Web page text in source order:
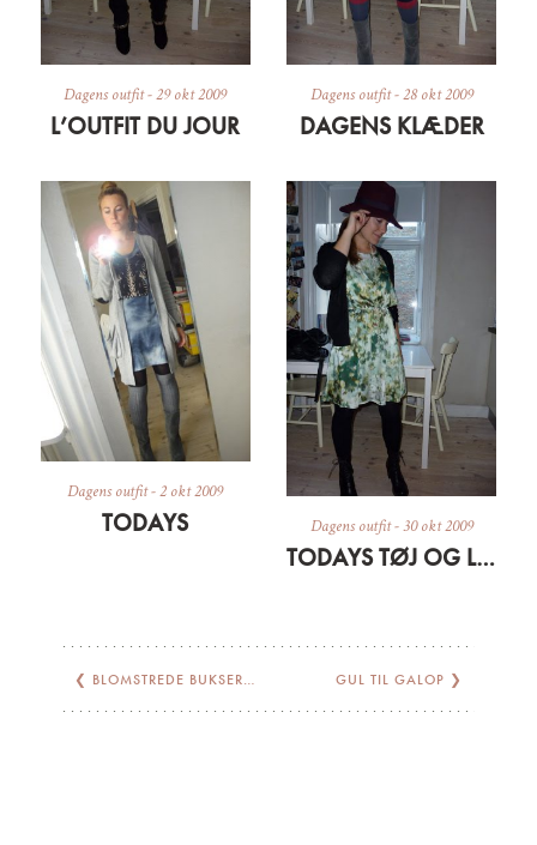
Dagens outfit-29 okt 2009
L’OUTFIT DU JOUR
Dagens outfit-28 okt 2009
DAGENS KLÆDER
Dagens outfit-2 okt 2009
TODAYS Dagens outfit-30 okt 2009
TODAYS TØJ OG LIDT OM EN SILKESÆL
❮ BLOMSTREDE BUKSER OG DEN PERFEKTE BASIS TEE GUL TIL GALOP ❯